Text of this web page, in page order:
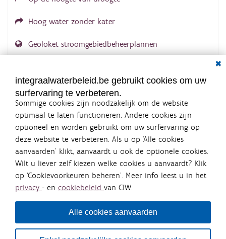
Hoog water zonder kater
Geoloket stroomgebiedbeheerplannen
LOGIN VEREIST
integraalwaterbeleid.be gebruikt cookies om uw
surfervaring te verbeteren.
Sommige cookies zijn noodzakelijk om de website
optimaal te laten functioneren. Andere cookies zijn
optioneel en worden gebruikt om uw surfervaring op
deze website te verbeteren. Als u op ‘Alle cookies
aanvaarden’ klikt, aanvaardt u ook de optionele cookies.
Wilt u liever zelf kiezen welke cookies u aanvaardt? Klik
op ‘Cookievoorkeuren beheren’. Meer info leest u in het
privacy - en cookiebeleid van CIW.
Alle cookies aanvaarden
Integraalwaterbeleid.be is een
officiële website van de Vlaamse
overheid
uitgegeven door Coördinatiecommissie Integraal
Waterbeleid
De Coördinatiecommissie Integraal Waterbeleid (CIW) is een
bestuursniveaus die bij het waterbeleid betrokken zijn. Ook
waterbedrijven nemen deel aan het overleg. Deze
samenwerking zorgt voor een gecoördineerde en
geïntegreerde aanpak van het waterbeleid en waterbeheer